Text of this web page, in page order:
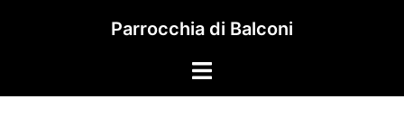
Parrocchia di Balconi
Mostra/Nascondi